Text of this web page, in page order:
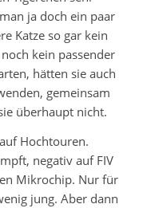
ja doch ein paar
Katze so gar kein
kein passender
hätten sie auch
gemeinsam
überhaupt nicht.
Hochtouren.
negativ auf FIV
Mikrochip. Nur für
jung. Aber dann